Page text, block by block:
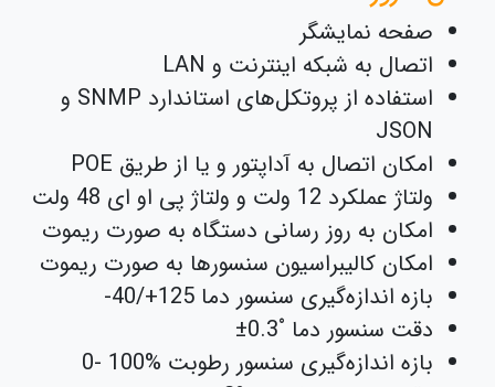
صفحه نمایشگر
اتصال به شبکه اینترنت و LAN
استفاده از پروتکل‌های استاندارد SNMP و
JSON
امکان اتصال به آداپتور و یا از طریق POE
ولتاژ عملکرد 12 ولت و ولتاژ پی او ای 48 ولت
امکان به روز رسانی دستگاه به صورت ریموت
امکان کالیبراسیون سنسورها به صورت ریموت
بازه اندازه‌گیری سنسور دما -40/+125
دقت سنسور دما ±0.3˚
بازه اندازه‌گیری سنسور رطوبت 0- 100%